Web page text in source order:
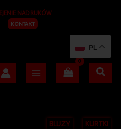
NADRUKÓW
KONTAKT
BLUZY KURTKI
PL